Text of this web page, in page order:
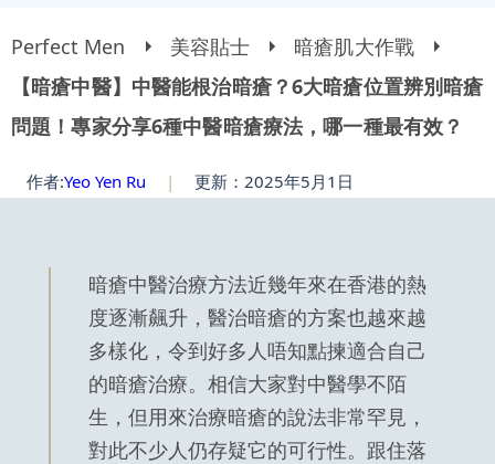
Perfect Men 美容貼士
暗瘡肌大作戰
【暗瘡中醫】中醫能根治暗瘡？6大暗瘡位置辨別暗瘡
問題！專家分享6種中醫暗瘡療法，哪一種最有效？
作者:Yeo Yen Ru | 更新：2025年5月1日
暗瘡中醫治療方法近幾年來在香港的熱
度逐漸飆升，醫治暗瘡的方案也越來越
多樣化，令到好多人唔知點揀適合自己
的暗瘡治療。相信大家對中醫學不陌
生，但用來治療暗瘡的說法非常罕見，
對此不少人仍存疑它的可行性。跟住落